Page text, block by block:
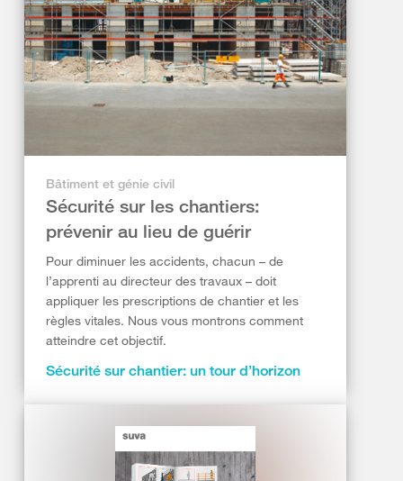
Bâtiment et génie civil
Sécurité sur les chantiers:
prévenir au lieu de guérir
Pour diminuer les accidents, chacun – de
l’apprenti au directeur des travaux – doit
appliquer les prescriptions de chantier et les
règles vitales. Nous vous montrons comment
atteindre cet objectif.
Sécurité sur chantier: un tour d’horizon